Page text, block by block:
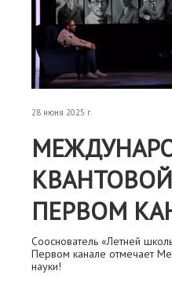
28 июня 2025 г.
ПЕРВОМ
Сооснователь «Летней
Первом канале отмечает
науки!